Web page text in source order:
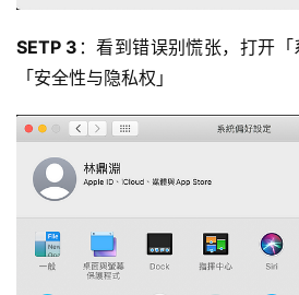
SETP 3 ：看到错误别慌张，打开
「安全性与隐私权」